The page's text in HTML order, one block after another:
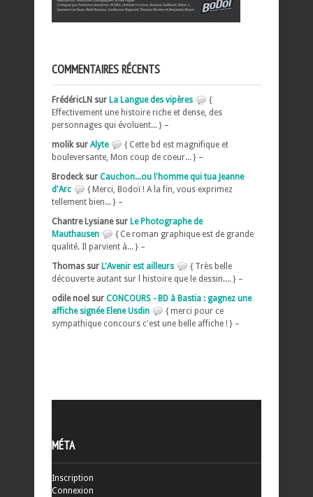
COMMENTAIRES RÉCENTS
FrédéricLN sur La Langue des vipères
{
Effectivement une histoire riche et dense, des
personnages qui évoluent... } –
molik sur Alyte
{ Cette bd est magnifique et
bouleversante, Mon coup de coeur... } –
Brodeck sur Cauchon...ou l'homme qui tua Jeanne
d'Arc
{ Merci, Bodoï ! A la fin, vous exprimez
tellement bien... } –
Chantre Lysiane sur Le Photographe de
Mauthausen
{ Ce roman graphique est de grande
qualité. Il parvient à... } –
Thomas sur L'Avenir est ailleurs
{ Très belle
découverte autant sur l histoire que le dessin.... } –
odile noel sur CONCOURS - BD à Bastia : gagnez une
affiche signée Elene Usdin
{ merci pour ce
sympathique concours c'est une belle affiche ! } –
MÉTA
Inscription
Connexion